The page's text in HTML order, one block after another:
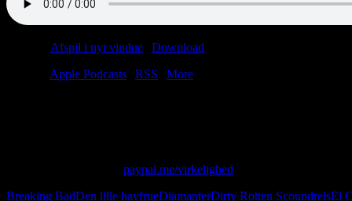
Afspil i nyt vindue Download
Apple Podcasts RSS
More
paypal.me/virkelighed
Breaking BadDen lille havfrueDiamanterDirty Rotten ScoundrelsEl